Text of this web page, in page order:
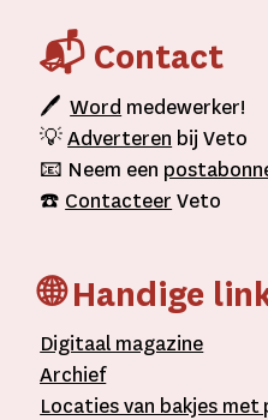
📬 Contact
🖊Word medewerker!
💡Adverteren bij Veto
📧 Neem een
☎️ Contacteer Veto
🌐 Handige
Digitaal magazine
Archief
Locaties van bakjes met